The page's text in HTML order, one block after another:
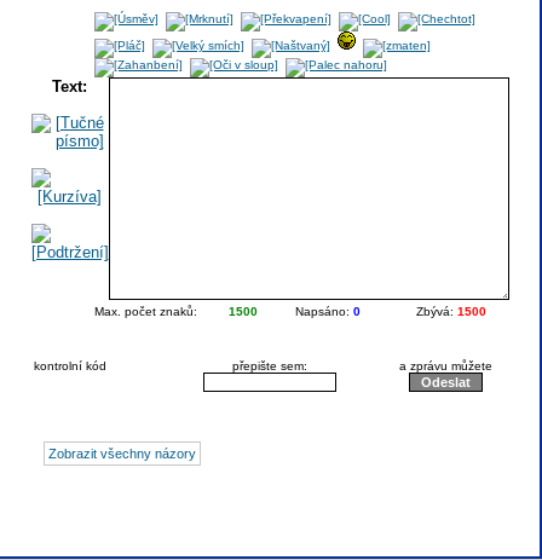
Text:
Max. počet znaků: 1500 Napsáno: 0 Zbývá: 1500
kontrolní kód přepište sem: a zprávu můžete